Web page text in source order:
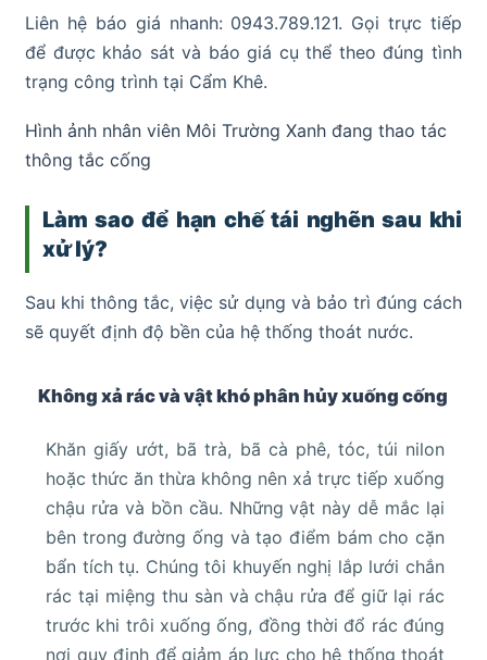
Liên hệ báo giá nhanh: 0943.789.121. Gọi trực tiếp
để được khảo sát và báo giá cụ thể theo đúng tình
trạng công trình tại Cẩm Khê.
Hình ảnh nhân viên Môi Trường Xanh đang thao tác
thông tắc cống
Làm sao để hạn chế tái nghẽn sau khi
xử lý?
Sau khi thông tắc, việc sử dụng và bảo trì đúng cách
sẽ quyết định độ bền của hệ thống thoát nước.
Không xả rác và vật khó phân hủy xuống cống
Khăn giấy ướt, bã trà, bã cà phê, tóc, túi nilon
hoặc thức ăn thừa không nên xả trực tiếp xuống
chậu rửa và bồn cầu. Những vật này dễ mắc lại
bên trong đường ống và tạo điểm bám cho cặn
bẩn tích tụ. Chúng tôi khuyến nghị lắp lưới chắn
rác tại miệng thu sàn và chậu rửa để giữ lại rác
trước khi trôi xuống ống, đồng thời đổ rác đúng
nơi quy định để giảm áp lực cho hệ thống thoát